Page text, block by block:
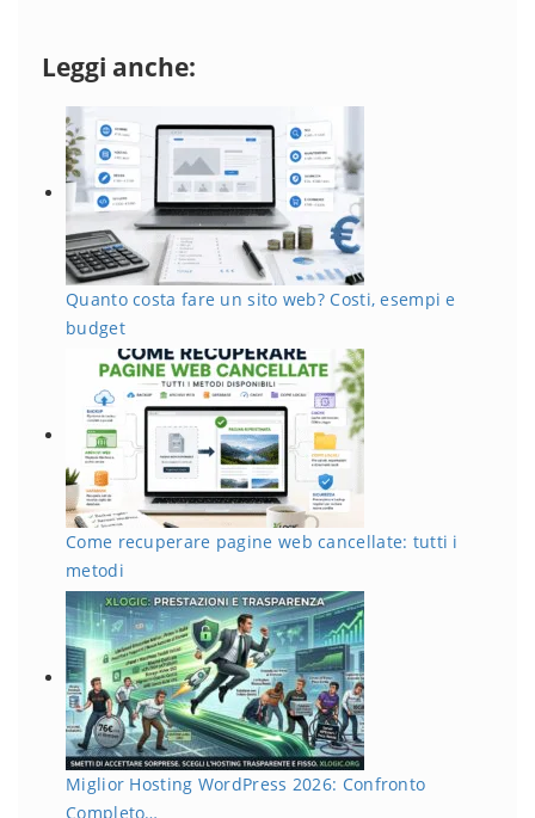
Leggi anche:
Quanto costa fare un sito web? Costi, esempi e
budget
Come recuperare pagine web cancellate: tutti i
metodi
Miglior Hosting WordPress 2026: Confronto
Completo…